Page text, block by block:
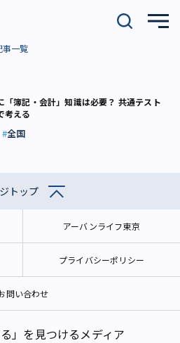
事一覧
「簿記・会計」知識は必要？ 共通テスト
考える
全国
トップ
アーバンライフ東京
プライバシーポリシー
問い合わせ
」を見つけるメディア